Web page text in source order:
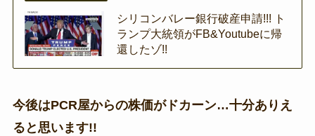
シリコンバレー銀行破産申請!!! ト
ランプ大統領がFB&Youtubeに帰
還したゾ!!
今後はPCR屋からの株価がドカーン…十分ありえ
ると思います!!